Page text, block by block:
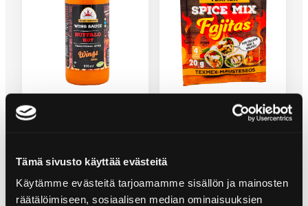
Tämä sivusto käyttää evästeitä
Käytämme evästeitä tarjoamamme sisällön ja mainosten
räätälöimiseen, sosiaalisen median ominaisuuksien
WING SAUCE – BUFFALO HOT FAJITAS-MAUSTESEOKOITUS